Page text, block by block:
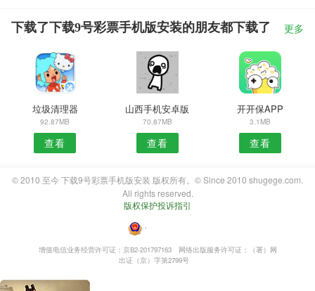
下载了下载9号彩票手机版安装的朋友都下载了 更多
垃圾清理器
92.87MB
查看
山西手机安卓版
70.87MB
查看
开开保APP
3.1MB
查看
© 2010 至今 下载9号彩票手机版安装 版权所有。© Since 2010 shugege.com.
All rights reserved.
版权保护投诉指引
・
增值电信业务经营许可证：京B2-201797163
网络出版服务许可证：（署）网
出证（京）字第2799号